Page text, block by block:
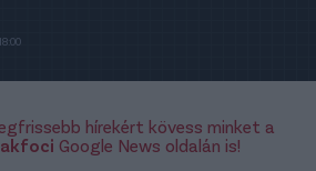
hírekért kövess minket a
Google News oldalán is!